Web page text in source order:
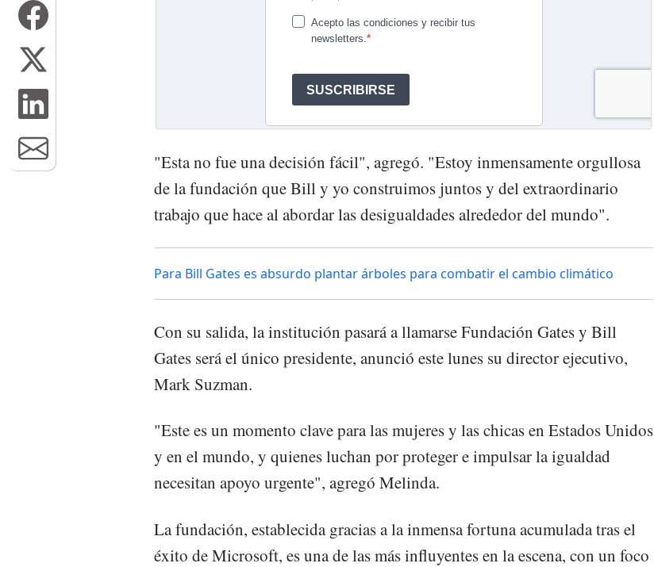
"Esta no fue una decisión fácil", agregó. "Estoy inmensamente orgullosa
de la fundación que Bill y yo construimos juntos y del extraordinario
trabajo que hace al abordar las desigualdades alrededor del mundo".
Para Bill Gates es absurdo plantar árboles para combatir el cambio climático
Con su salida, la institución pasará a llamarse Fundación Gates y Bill
Gates será el único presidente, anunció este lunes su director ejecutivo,
Mark Suzman.
"Este es un momento clave para las mujeres y las chicas en Estados Unidos
y en el mundo, y quienes luchan por proteger e impulsar la igualdad
necesitan apoyo urgente", agregó Melinda.
La fundación, establecida gracias a la inmensa fortuna acumulada tras el
éxito de Microsoft, es una de las más influyentes en la escena, con un foco